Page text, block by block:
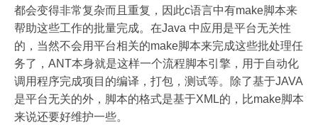
都会变得非常复杂而且重复，因此c语言中有make脚本来
帮助这些工作的批量完成。在Java 中应用是平台无关性
的，当然不会用平台相关的make脚本来完成这些批处理任
务了，ANT本身就是这样一个流程脚本引擎，用于自动化
调用程序完成项目的编译，打包，测试等。除了基于JAVA
是平台无关的外，脚本的格式是基于XML的，比make脚本
来说还要好维护一些。